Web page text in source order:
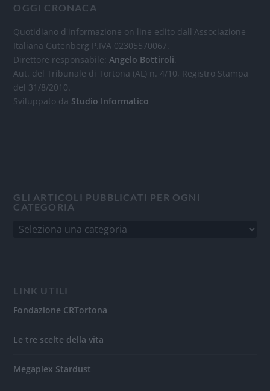
OGGI CRONACA
Quotidiano d'informazione on line edito dall'Associazione
Italiana Gutenberg P.IVA 02305570067.
Direttore responsabile:Angelo Bottiroli.
Aut. del Tribunale di Tortona (AL) n. 4/10, Registro Stampa
del 31/8/2010.
Sviluppato da Studio Informatico
GLI ARTICOLI PUBBLICATI PER OGNI
CATEGORIA
LINK UTILI
Fondazione CRTortona
Le tre scelte della vita
Megaplex Stardust